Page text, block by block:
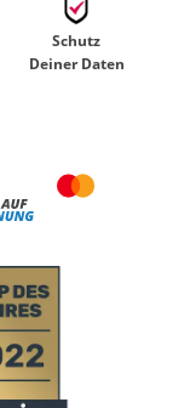
Schutz
Deiner Daten